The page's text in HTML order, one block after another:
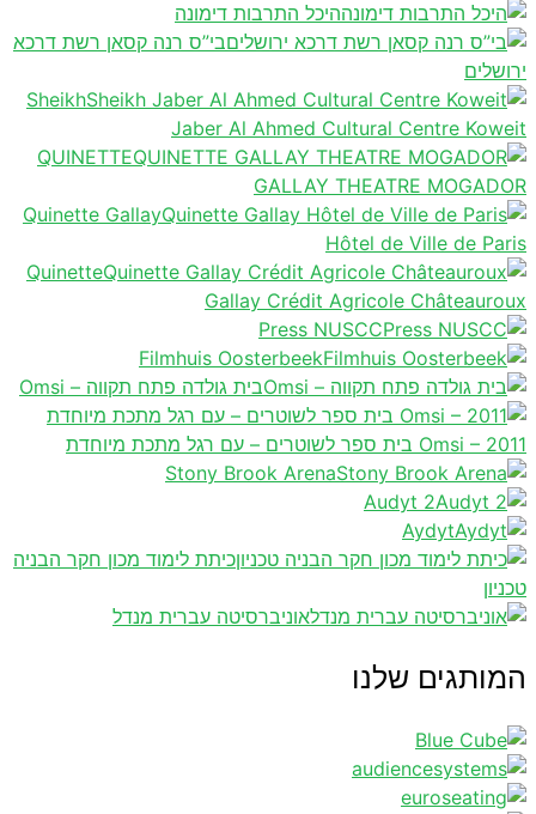
היכל התרבות דימונה
בי”ס רנה קסאן רשת דרכא
ירושלים
Sheikh
Jaber Al Ahmed Cultural Centre Koweit
QUINETTE
GALLAY THEATRE MOGADOR
Quinette Gallay
Hôtel de Ville de Paris
Quinette
Gallay Crédit Agricole Châteauroux
Press NUSCC
Filmhuis Oosterbeek
בית גולדה פתח תקווה – Omsi
Omsi – 2011 בית ספר לשוטרים – עם רגל מתכת מיוחדת
Stony Brook Arena
Audyt 2
Aydyt
כיתת לימוד מכון חקר הבניה
טכניון
אוניברסיטה עברית מנדל
המותגים שלנו